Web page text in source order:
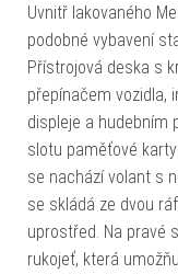
Uvnitř lakovaného
podobné vybavení
Přístrojová deska s
přepínačem vozidla,
displeje a hudebním
slotu paměťové
se nachází volant s
se skládá ze dvou
uprostřed. Na pravé
rukojeť, která